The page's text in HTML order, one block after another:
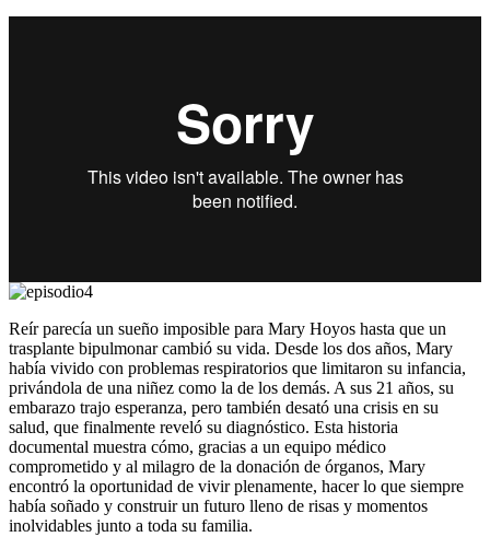
Reír parecía un sueño imposible para Mary Hoyos hasta que un
trasplante bipulmonar cambió su vida. Desde los dos años, Mary
había vivido con problemas respiratorios que limitaron su infancia,
privándola de una niñez como la de los demás. A sus 21 años, su
embarazo trajo esperanza, pero también desató una crisis en su
salud, que finalmente reveló su diagnóstico. Esta historia
documental muestra cómo, gracias a un equipo médico
comprometido y al milagro de la donación de órganos, Mary
encontró la oportunidad de vivir plenamente, hacer lo que siempre
había soñado y construir un futuro lleno de risas y momentos
inolvidables junto a toda su familia.